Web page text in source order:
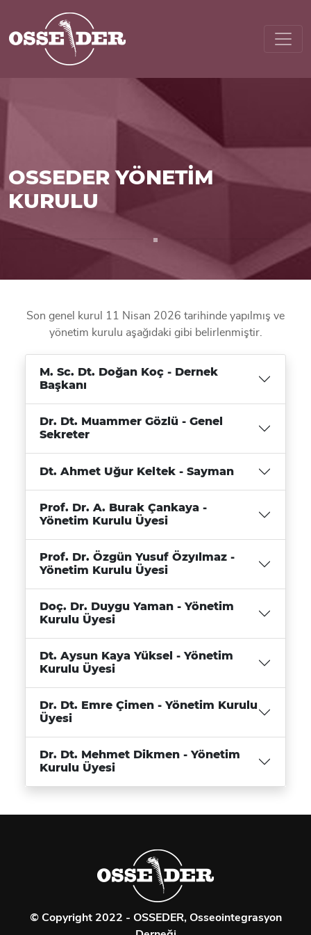
OSSEDER YÖNETİM
KURULU
Son genel kurul 11 Nisan 2026 tarihinde yapılmış ve
yönetim kurulu aşağıdaki gibi belirlenmiştir.
M. Sc. Dt. Doğan Koç - Dernek
Başkanı
Dr. Dt. Muammer Gözlü - Genel
Sekreter
Dt. Ahmet Uğur Keltek - Sayman
Prof. Dr. A. Burak Çankaya -
Yönetim Kurulu Üyesi
Prof. Dr. Özgün Yusuf Özyılmaz -
Yönetim Kurulu Üyesi
Doç. Dr. Duygu Yaman - Yönetim
Kurulu Üyesi
Dt. Aysun Kaya Yüksel - Yönetim
Kurulu Üyesi
Dr. Dt. Emre Çimen - Yönetim Kurulu
Üyesi
Dr. Dt. Mehmet Dikmen - Yönetim
Kurulu Üyesi
© Copyright 2022 - OSSEDER, Osseointegrasyon